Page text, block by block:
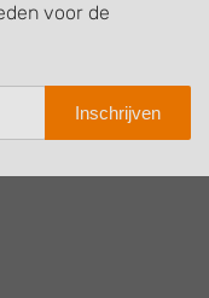
voor de
Inschrijven